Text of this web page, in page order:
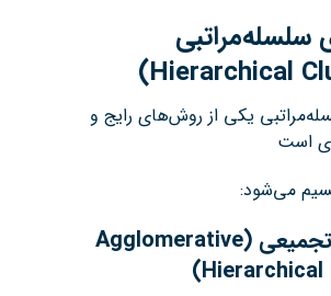
یکی از روش‌های رایج و
است
می‌شود:
(Agglomerative
Hierarchical